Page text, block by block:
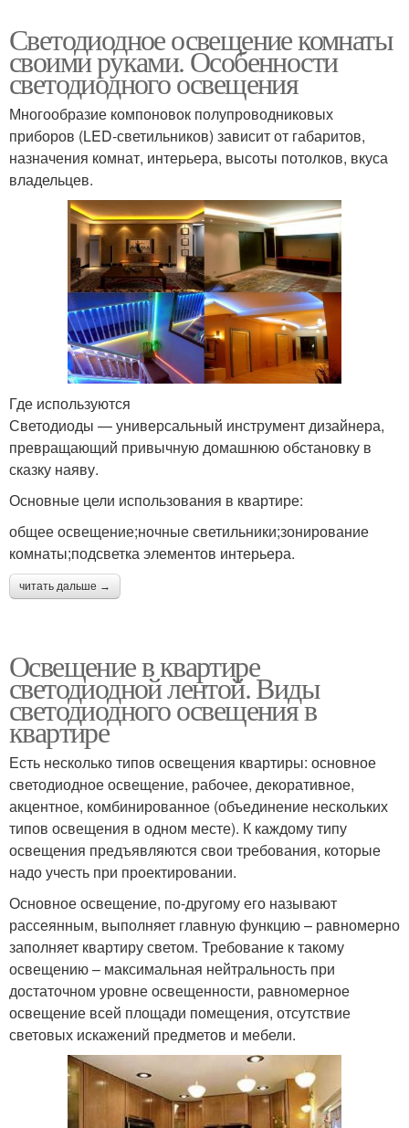
Светодиодное освещение комнаты
своими руками. Особенности
светодиодного освещения
Многообразие компоновок полупроводниковых
приборов (LED-светильников) зависит от габаритов,
назначения комнат, интерьера, высоты потолков, вкуса
владельцев.
Где используются
Светодиоды — универсальный инструмент дизайнера,
превращающий привычную домашнюю обстановку в
сказку наяву.
Основные цели использования в квартире:
общее освещение;ночные светильники;зонирование
комнаты;подсветка элементов интерьера.
читать дальше →
Освещение в квартире
светодиодной лентой. Виды
светодиодного освещения в
квартире
Есть несколько типов освещения квартиры: основное
светодиодное освещение, рабочее, декоративное,
акцентное, комбинированное (объединение нескольких
типов освещения в одном месте). К каждому типу
освещения предъявляются свои требования, которые
надо учесть при проектировании.
Основное освещение, по-другому его называют
рассеянным, выполняет главную функцию – равномерно
заполняет квартиру светом. Требование к такому
освещению – максимальная нейтральность при
достаточном уровне освещенности, равномерное
освещение всей площади помещения, отсутствие
световых искажений предметов и мебели.